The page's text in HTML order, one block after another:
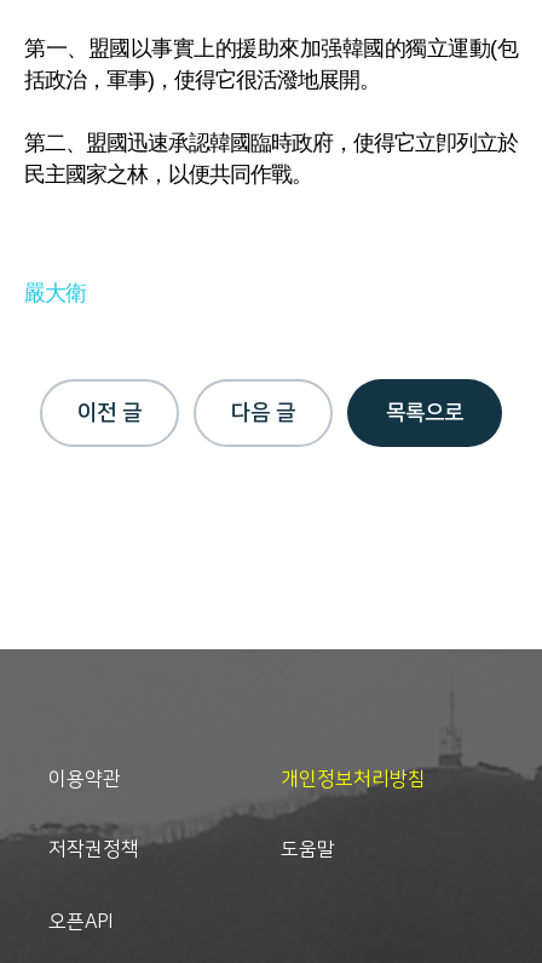
第一、盟國以事實上的援助來加强韓國的獨立運動(包
括政治，軍事)，使得它很活潑地展開。
第二、盟國迅速承認韓國臨時政府，使得它立卽列立於
民主國家之林，以便共同作戰。
嚴大衛
이전 글 다음 글 목록으로
이용약관 개인정보처리방침
저작권정책 도움말
오픈API